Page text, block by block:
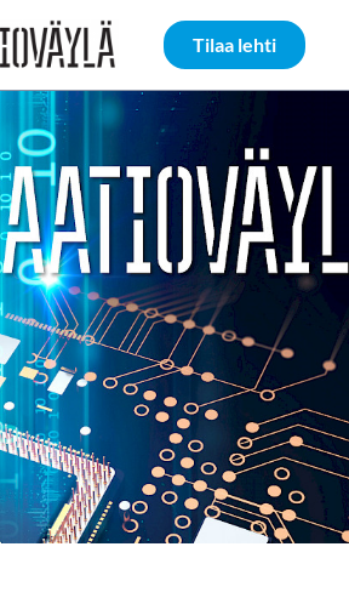
Tilaa lehti